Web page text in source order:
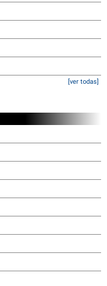
[ver todas]